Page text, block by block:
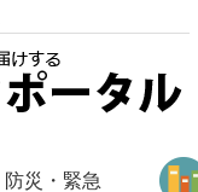
防災・緊急